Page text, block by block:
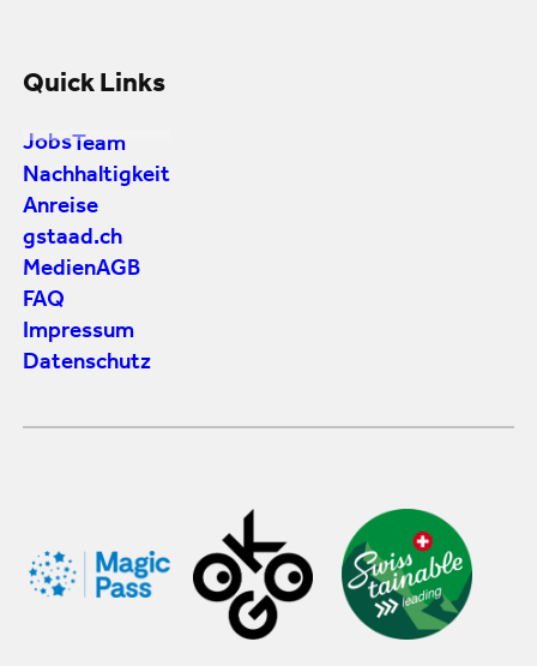
Quick Links
Jobs Team
Nachhaltigkeit
Anreise
gstaad.ch
MedienAGB
FAQ
Impressum
Datenschutz